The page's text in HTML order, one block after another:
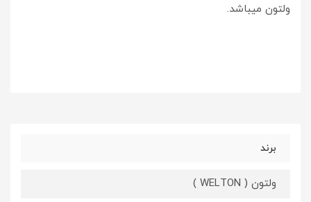
ولتون میباشد.
برند
ولتون ( WELTON )